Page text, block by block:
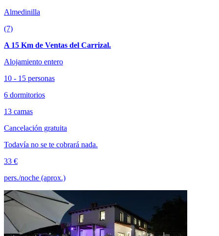
Almedinilla
(7)
A 15 Km de Ventas del Carrizal.
Alojamiento entero
10 - 15 personas
6 dormitorios
13 camas
Cancelación gratuita
Todavía no se te cobrará nada.
33 €
pers./noche (aprox.)